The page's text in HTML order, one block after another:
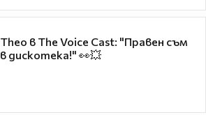
Theo в The Voice Cast: "Правен съм
в дискотека!" 👀💥